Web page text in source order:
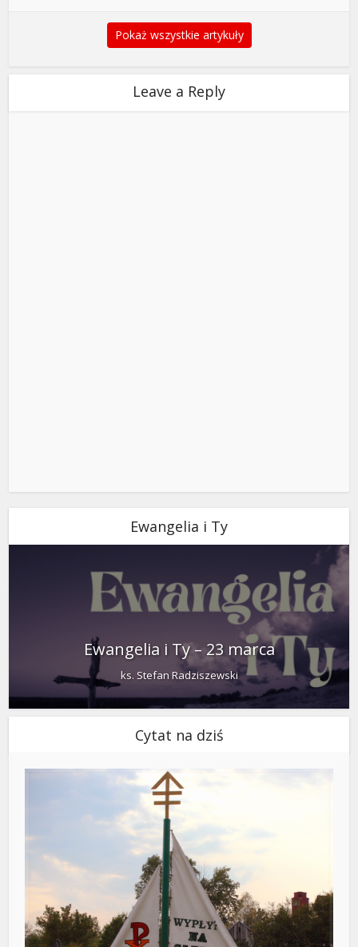
Pokaż wszystkie artykuły
Leave a Reply
Ewangelia i Ty
Ewangelia i Ty – 23 marca
ks. Stefan Radziszewski
Cytat na dziś